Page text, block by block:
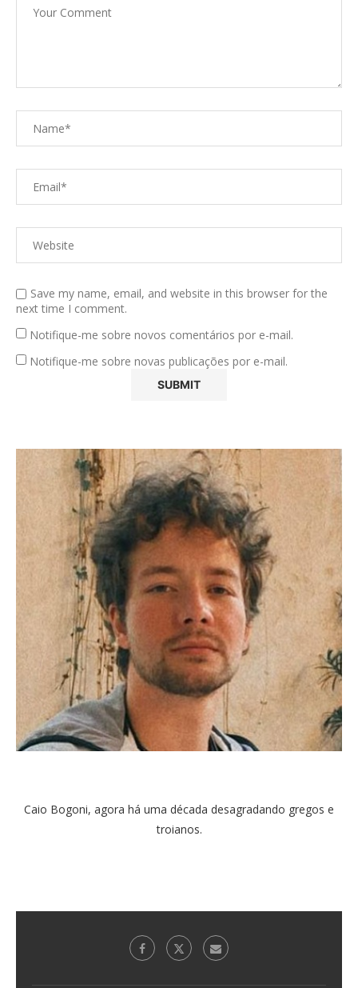
Save my name, email, and website in this browser for the
next time I comment.
Notifique-me sobre novos comentários por e-mail.
Notifique-me sobre novas publicações por e-mail.
Caio Bogoni, agora há uma década desagradando gregos e
troianos.